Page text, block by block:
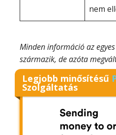
nem
Minden információ az
származik, de azóta
Legjobb minősítésű
Szolgáltatás